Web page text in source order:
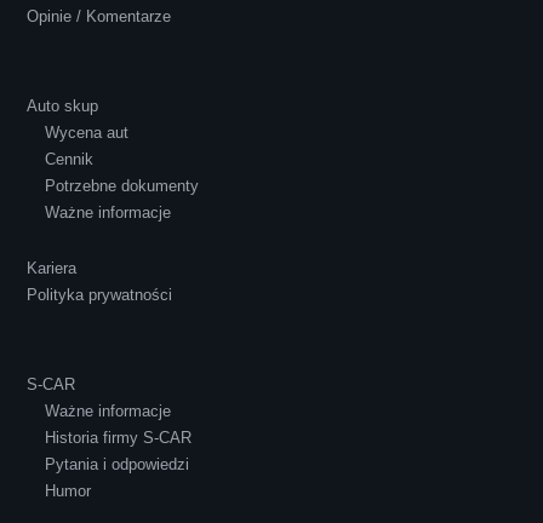
Opinie / Komentarze
Auto skup
Wycena aut
Cennik
Potrzebne dokumenty
Ważne informacje
Kariera
Polityka prywatności
S-CAR
Ważne informacje
Historia firmy S-CAR
Pytania i odpowiedzi
Humor